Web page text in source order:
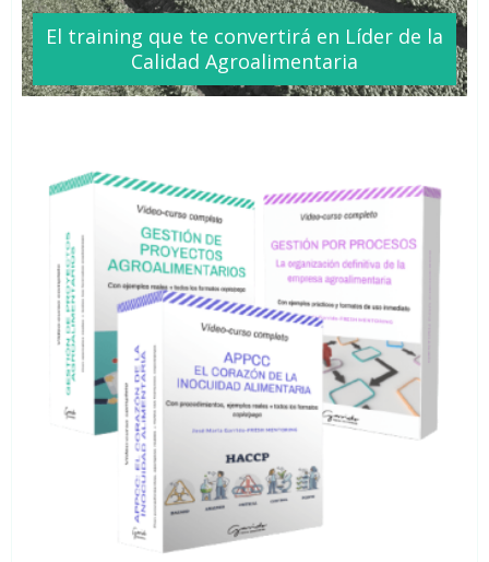
El training que te convertirá en Líder de la
Calidad Agroalimentaria